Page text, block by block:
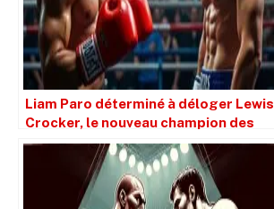
Liam Paro déterminé à déloger Lewis
Crocker, le nouveau champion des
poids welters